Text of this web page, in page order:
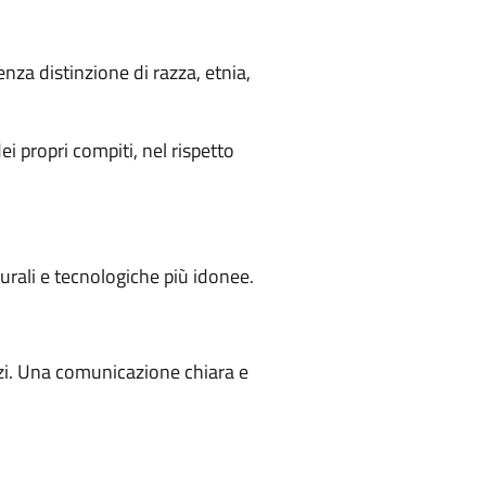
distinzione di razza, etnia,
propri compiti, nel rispetto
e tecnologiche più idonee.
Una comunicazione chiara e